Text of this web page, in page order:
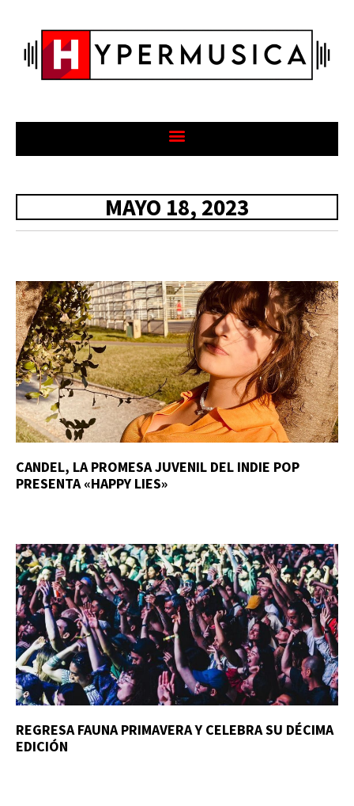
MAYO 18, 2023
CANDEL, LA PROMESA JUVENIL DEL INDIE POP
PRESENTA «HAPPY LIES»
REGRESA FAUNA PRIMAVERA Y CELEBRA SU DÉCIMA
EDICIÓN